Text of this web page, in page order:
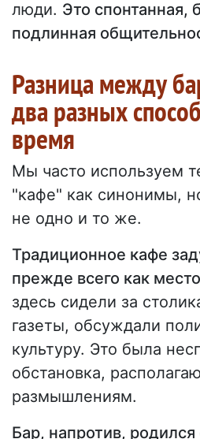
люди. Это спонтанная,
подлинная
Разница между
два разных
время
Мы часто используем
"кафе" как синонимы,
не одно и то же.
Традиционное кафе
прежде всего как
здесь сидели за
газеты, обсуждали
культуру. Это была
обстановка,
размышлениям.
Бар, напротив, родился